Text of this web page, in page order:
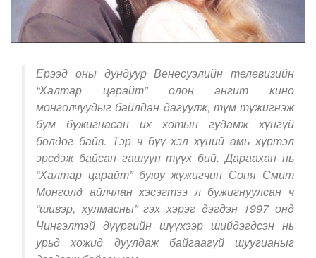
Ерээд оны дундуур Венесуэлийн телевизийн
“Халтар царайт” олон ангит кино
монголчуудыг байлдан дагуулж, түм түжигнэж
бум бужигнасан их хотын гудамж хүнгүй
болдог байв. Тэр ч бүү хэл хүний амь хүртэл
эрсдэж байсан гашуун түүх бий. Дараахан нь
“Халтар царайт” буюу жүжигчин Соня Смит
Монголд айлчлан хэсэгтээ л бужигнуулсан ч
“шивэр, хулмасны” гэх хэрэг дэгдэн 1997 онд
Чингэлтэй дүүргийн шүүхээр шийдэгдсэн нь
урьд хожид дуулдаж байгаагүй шуугианыг